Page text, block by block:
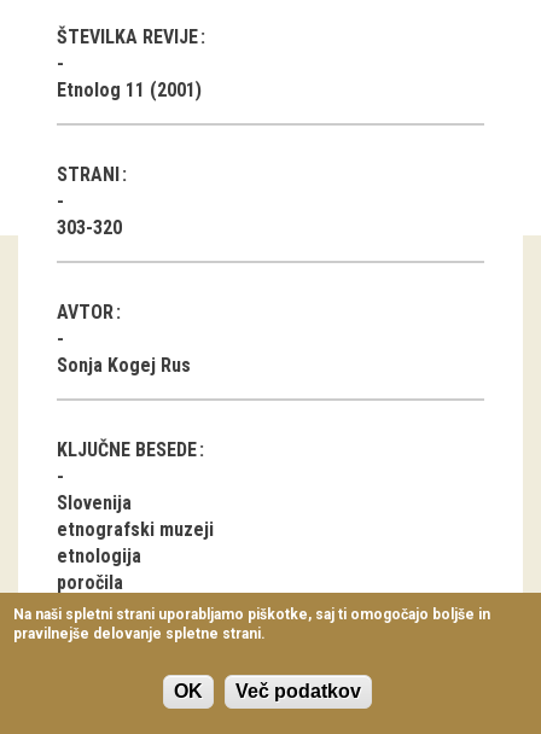
Stalne razstave
Občasne razstave
Gostovanja
E-razstave
Virtualni sprehodi
Razstavni projekti
Napovednik
Arhiv razstav
Koledar dogodkov
Prireditve
Predavanja
Delavnice
Vodeni ogledi
ŠTEVILKA REVIJE
Etnolog 11 (2001)
STRANI
303-320
AVTOR
Sonja Kogej Rus
KLJUČNE BESEDE
Slovenija
etnografski muzeji
etnologija
poročila
ČLANEK V PDF OBLIKI
Na naši spletni strani uporabljamo piškotke, saj ti omogočajo boljše in
pravilnejše delovanje spletne strani.
OK Več podatkov